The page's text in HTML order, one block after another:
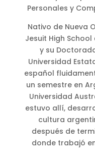
Personales y
Nativo de Nueva
Jesuit High School
y su
Universidad
español
un semestre en
Universidad
estuvo allí,
cultura
después de
donde trabajó